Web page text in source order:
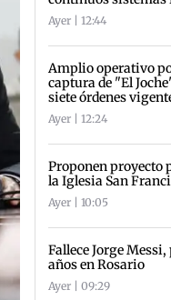
Ayer | 12:44
Amplio operativo
captura de "El
siete órdenes
Ayer | 12:24
Proponen proyecto
la Iglesia San
Ayer | 10:05
Fallece Jorge
años en Rosario
Ayer | 09:29